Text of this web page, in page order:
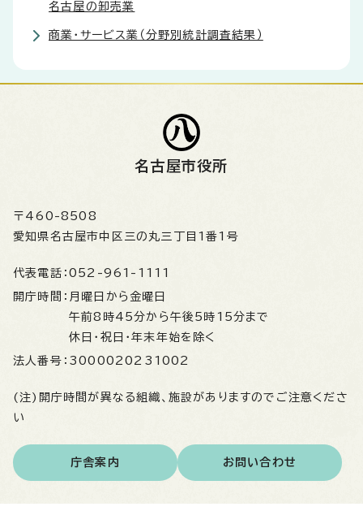
名古屋の卸売業
商業・サービス業（分野別統計調査結果）
名古屋市役所
〒460-8508
愛知県名古屋市中区三の丸三丁目1番1号
代表電話： 052-961-1111
開庁時間： 月曜日から金曜日
午前8時45分から午後5時15分まで
休日・祝日・年末年始を除く
法人番号： 3000020231002
(注)開庁時間が異なる組織、施設がありますのでご注意くださ
い
庁舎案内 お問い合わせ